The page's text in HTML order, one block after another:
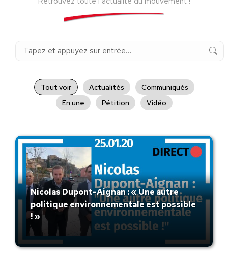
Recherche
Tout voir Actualités
Communiqués
En une
Pétition Vidéo
Nicolas Dupont-Aignan : « Une autre
politique environnementale est possible
! »